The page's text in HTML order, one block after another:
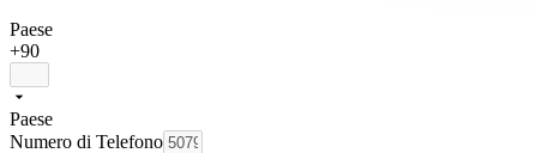
Paese
+90
Paese
Numero di Telefono